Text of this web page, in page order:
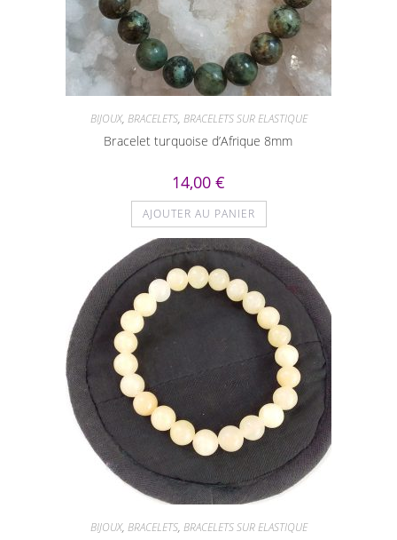
BIJOUX, BRACELETS, BRACELETS SUR ELASTIQUE
Bracelet turquoise d’Afrique 8mm
14,00 €
AJOUTER AU PANIER
BIJOUX, BRACELETS, BRACELETS SUR ELASTIQUE